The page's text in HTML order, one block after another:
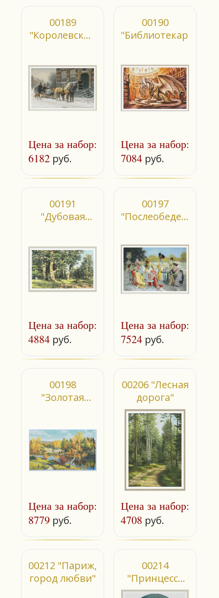
00189
"Королевский
Цена за набор:
6182 руб.
00190
"Библиотекарь"
Цена за набор:
7084 руб.
00191
"Дубовая
Цена за набор:
4884 руб.
00197
"Послеобеденное
Цена за набор:
7524 руб.
00198
"Золотая
Цена за набор:
8779 руб.
00206 "Лесная
дорога"
Цена за набор:
4708 руб.
00212 "Париж,
город любви"
00214
"Принцесса
Виктория"